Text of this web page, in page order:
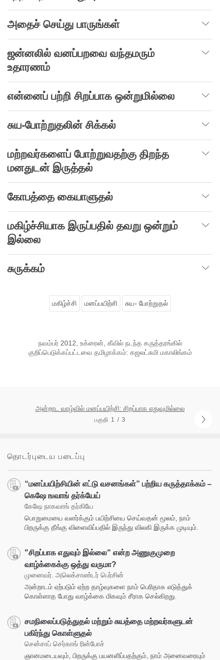
அதைச் செய்து பாருங்கள்
ஜன்னலில் வனப்பறவை வந்தமரும்
உதாரணம்
என்னைப் பற்றி சிறப்பாக ஒன்றுமில்லை
சுய-போற்றுதலின் சிக்கல்
மற்றவர்களைப் போற்றுவதற்கு திறந்த
மனதுடன் இருத்தல்
கோபத்தை கையாளுதல்
மகிழ்ச்சியாக இருப்பதில் தவறு ஒன்றும்
இல்லை
சுருக்கம்
மகிழ்ச்சி மனப்பயிற்சி சுய- போற்றுதல்
நவம்பர் 2012, உக்ரைன், கீவில் நடந்த கருத்தரங்கில்
குறிப்பெடுக்கப்பட்டவை தமிழாக்கம்: கஜலட்சுமி மகாலிங்கம்
அன்றாட வாழ்வில் மனப்பயிற்சி: சிறப்பாக எதுவுமில்லை
பகுதி 1 / 3
தொடர்புடைய படைப்பு
“மனப்பயிற்சியின் எட்டு வசனங்கள்” பற்றிய கருத்தாக்கம் –
கெஷே ஙவாங் தர்க்யேய்
கேஷே நாகவாங் தர்கியே
பொறுமையை வளர்க்கும் பயிற்சியை செய்வதன் மூலம், நாம்
பிறருக்கு தீங்கு விளைவிப்பதில் இருந்து விலகி இருக்க முடியும்.
"சிறப்பாக எதுவும் இல்லை" என்ற அணுகுமுறை
வாழ்க்கைக்கு ஒத்து வருமா?
முனைவர். அலெக்சாண்டர் பெர்சின்
அன்றாடம் ஏற்படும் ஏற்ற தாழ்வுகளை நாம் பெரிதாக எடுத்துக்
கொள்ளாத போது வாழ்க்கை மிகவும் சீராக செல்கிறது.
சமநிலைப்படுத்துதல் மற்றும் சுயத்தை மற்றவர்களுடன்
பகிர்ந்து கொள்ளுதல்
சென்சாப் செர்காங் ரின்போச்
ஞானமடையவும், பிறருக்கு பயனளிப்பதற்கும், நாம் அனைவரையும்